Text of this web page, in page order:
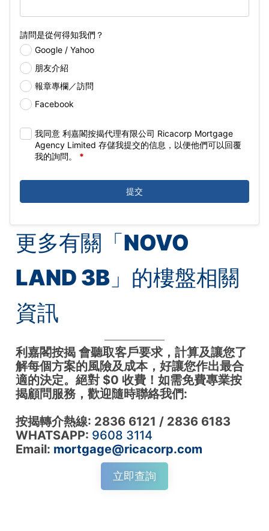
請問是從何得知我們？
Google / Yahoo
朋友介紹
報章專欄／訪問
Facebook
我同意 利嘉閣按揭代理有限公司 Ricacorp Mortgage
Agency Limited 存儲我提交的信息，以便他們可以回覆
我的詢問。
*
提交
更多有關「NOVO
LAND 3B 」的樓盤相關
資訊
利嘉閣按揭 會聽取客戶要求，計算及讓您了
解每個方案的風險及成本，好讓您作出最合
適的決定。絕對 $0 收費！如需免費專業按
揭顧問服務，歡迎隨時聯絡我們:
按揭轉介熱線: 2836 6121 / 2836 6183
WHATSAPP: 9608 3114
Email: mortgage@ricacorp.com
立即查詢